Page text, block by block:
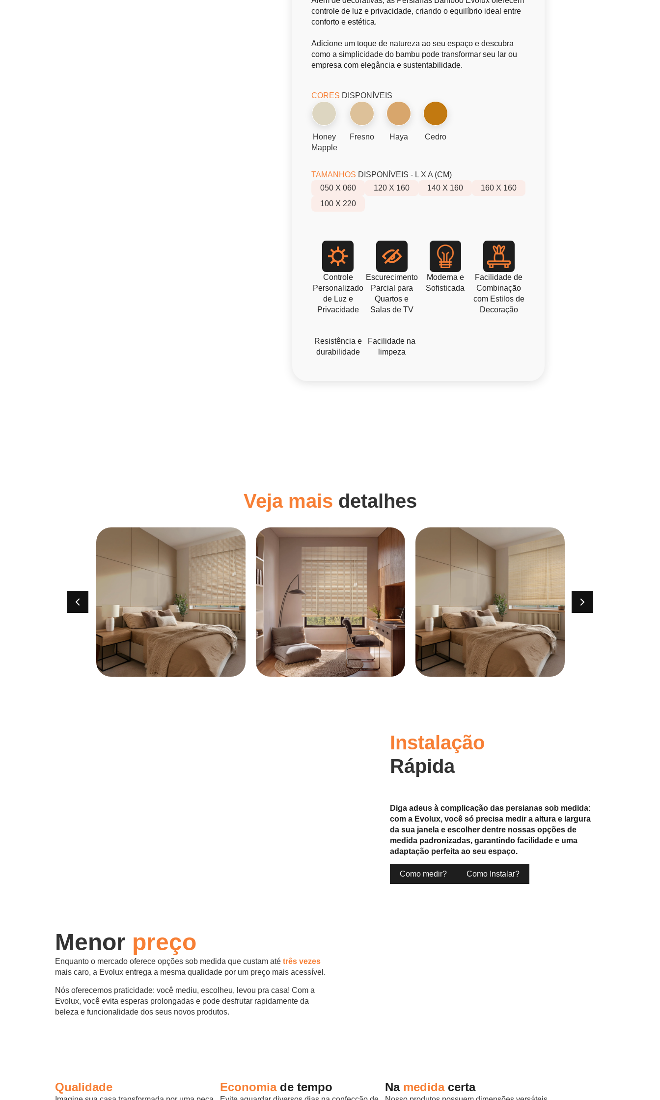
controle de luz e privacidade, criando o equilíbrio ideal entre
conforto e estética.
Adicione um toque de natureza ao seu espaço e descubra
como a simplicidade do bambu pode transformar seu lar ou
empresa com elegância e sustentabilidade.
CORES DISPONÍVEIS
Honey
Mapple
Fresno Haya Cedro
TAMANHOS DISPONÍVEIS - L X A (CM)
050 X 060
120 X 160 140 X 160
160 X 160
100 X 220
Controle
Personalizado
de Luz e
Privacidade
Escurecimento
Parcial para
Quartos e
Salas de TV
Moderna e
Sofisticada
Facilidade de
Combinação
com Estilos de
Decoração
Resistência e
durabilidade
Facilidade na
limpeza
Veja mais detalhes
Instalação
Rápida
Diga adeus à complicação das persianas sob medida:
com a Evolux, você só precisa medir a altura e largura
da sua janela e escolher dentre nossas opções de
medida padronizadas, garantindo facilidade e uma
adaptação perfeita ao seu espaço.
Como medir? Como Instalar?
Menor preço
Enquanto o mercado oferece opções sob medida que custam até três vezes
mais caro, a Evolux entrega a mesma qualidade por um preço mais acessível.
Nós oferecemos praticidade: você mediu, escolheu, levou pra casa! Com a
Evolux, você evita esperas prolongadas e pode desfrutar rapidamente da
beleza e funcionalidade dos seus novos produtos.
Qualidade Economia de tempo Na medidacerta